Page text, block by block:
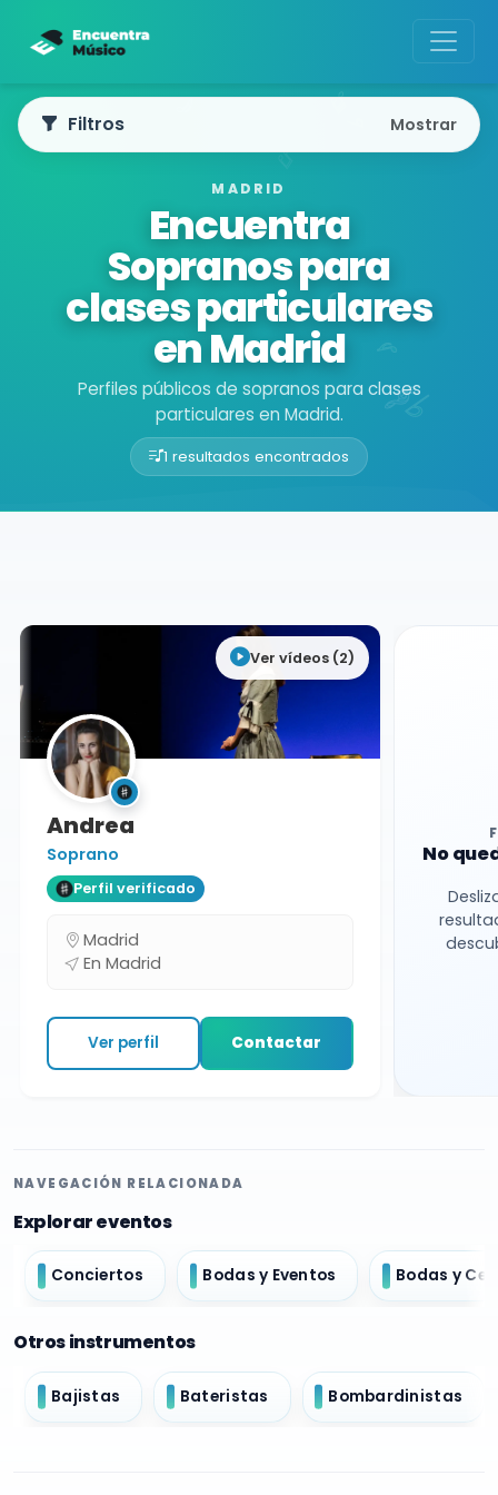
MADRID
Encuentra
Sopranos para
clases particulares
en Madrid
Perfiles públicos de sopranos para clases
particulares en Madrid.
1 resultados encontrados
Buscador de músicos
Filtros Mostrar
Ver vídeos (2)
Andrea
Soprano
Perfil verificado
Madrid
En Madrid
Ver perfil Contactar
No
NAVEGACIÓN RELACIONADA
Explorar eventos
Conciertos Bodas y Eventos Bodas y
Otros instrumentos
Bajistas Bateristas Bombardinistas